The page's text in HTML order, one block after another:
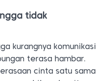
tidak
kurangnya komunikasi
terasa hambar.
cinta satu sama